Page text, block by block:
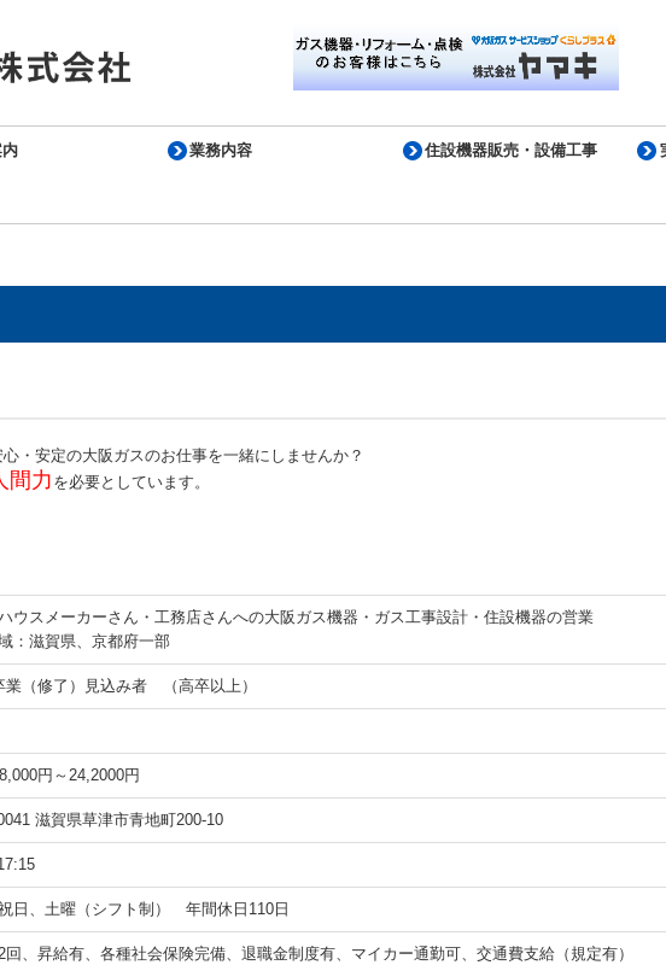
業務内容 住設機器販売・設備工事
・安定の大阪ガスのお仕事を一緒にしませんか？
間力 を必要としています。
ウスメーカーさん・工務店さんへの大阪ガス機器・ガス工事設計・住設機器の営業
：滋賀県、京都府一部
業（修了）見込み者 （高卒以上）
円～24,2000円
滋賀県草津市青地町200-10
日、土曜（シフト制） 年間休日110日
回、昇給有、各種社会保険完備、退職金制度有、マイカー通勤可、交通費支給（規定有）